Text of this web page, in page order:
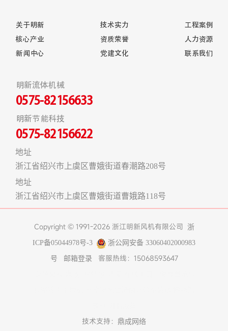
关于明新
核心产业
新闻中心
技术实力
资质荣誉
党建文化
工程案例
人力资源
联系我们
明新流体机械
0575-82156633
明新节能科技
0575-82156622
地址
浙江省绍兴市上虞区曹娥街道春潮路208号
地址
浙江省绍兴市上虞区曹娥街道曹娥路118号
Copyright © 1991-2026 浙江明新风机有限公司 浙
ICP备05044978号-3 浙公网安备 33060402000983
号 邮箱登录
客服热线：15068593647
技术支持： 鼎成网络